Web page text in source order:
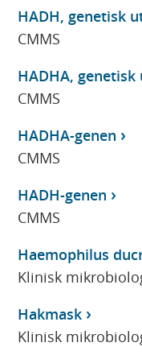
HADH, genetisk
CMMS
HADHA,
CMMS
HADHA-genen
CMMS
HADH-genen
CMMS
Haemophilus
Klinisk
Hakmask
Klinisk